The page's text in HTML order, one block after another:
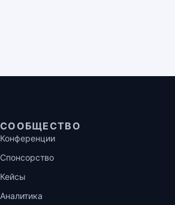
СООБЩЕСТВО
Конференции
Спонсорство
Кейсы
Аналитика